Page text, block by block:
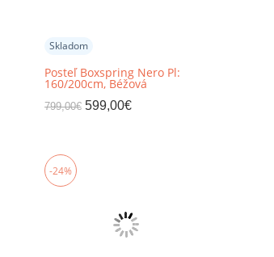
Skladom
Posteľ Boxspring Nero Pl:
160/200cm, Béžová
799,00€ 599,00€
-24%